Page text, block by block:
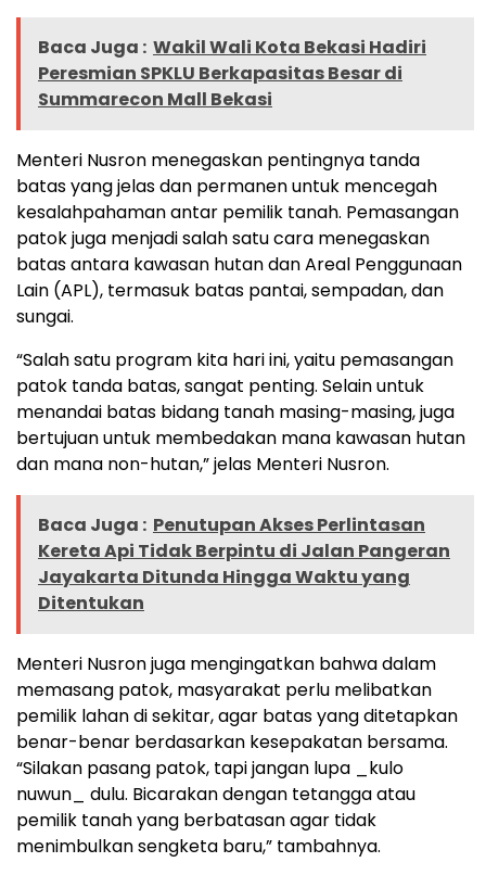
Baca Juga : Wakil Wali Kota Bekasi Hadiri
Peresmian SPKLU Berkapasitas Besar di
Summarecon Mall Bekasi
Menteri Nusron menegaskan pentingnya tanda
batas yang jelas dan permanen untuk mencegah
kesalahpahaman antar pemilik tanah. Pemasangan
patok juga menjadi salah satu cara menegaskan
batas antara kawasan hutan dan Areal Penggunaan
Lain (APL), termasuk batas pantai, sempadan, dan
sungai.
“Salah satu program kita hari ini, yaitu pemasangan
patok tanda batas, sangat penting. Selain untuk
menandai batas bidang tanah masing-masing, juga
bertujuan untuk membedakan mana kawasan hutan
dan mana non-hutan,” jelas Menteri Nusron.
Baca Juga : Penutupan Akses Perlintasan
Kereta Api Tidak Berpintu di Jalan Pangeran
Jayakarta Ditunda Hingga Waktu yang
Ditentukan
Menteri Nusron juga mengingatkan bahwa dalam
memasang patok, masyarakat perlu melibatkan
pemilik lahan di sekitar, agar batas yang ditetapkan
benar-benar berdasarkan kesepakatan bersama.
“Silakan pasang patok, tapi jangan lupa _kulo
nuwun_ dulu. Bicarakan dengan tetangga atau
pemilik tanah yang berbatasan agar tidak
menimbulkan sengketa baru,” tambahnya.